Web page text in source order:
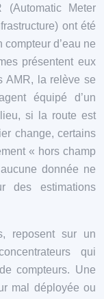
(Automatic Meter
ont été
d’eau ne
présentent eux
AMR, la relève se
équipé d’un
si la route est
change, certains
« hors champ
donnée ne
des estimations
reposent sur un
qui
compteurs. Une
mal déployée ou